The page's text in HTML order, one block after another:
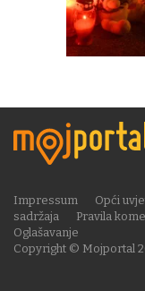
Copyright © Mojportal
Impressum Opći
sadržaja
Pravila
Oglašavanje